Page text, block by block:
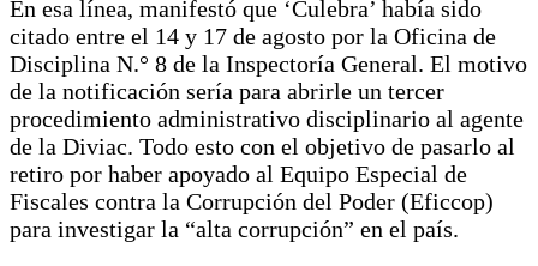
En esa línea, manifestó que ‘Culebra’ había sido
citado entre el 14 y 17 de agosto por la Oficina de
Disciplina N.° 8 de la Inspectoría General. El motivo
de la notificación sería para abrirle un tercer
procedimiento administrativo disciplinario al agente
de la Diviac. Todo esto con el objetivo de pasarlo al
retiro por haber apoyado al Equipo Especial de
Fiscales contra la Corrupción del Poder (Eficcop)
para investigar la “alta corrupción” en el país.